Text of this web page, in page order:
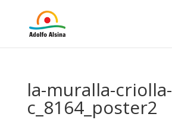
la-muralla-criolla-
c_8164_poster2